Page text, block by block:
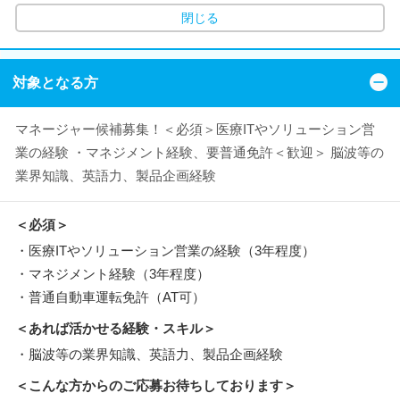
閉じる
対象となる方
マネージャー候補募集！＜必須＞医療ITやソリューション営
業の経験 ・マネジメント経験、要普通免許＜歓迎＞ 脳波等の
業界知識、英語力、製品企画経験
＜必須＞
・医療ITやソリューション営業の経験（3年程度）
・マネジメント経験（3年程度）
・普通自動車運転免許（AT可）
＜あれば活かせる経験・スキル＞
・脳波等の業界知識、英語力、製品企画経験
＜こんな方からのご応募お待ちしております＞